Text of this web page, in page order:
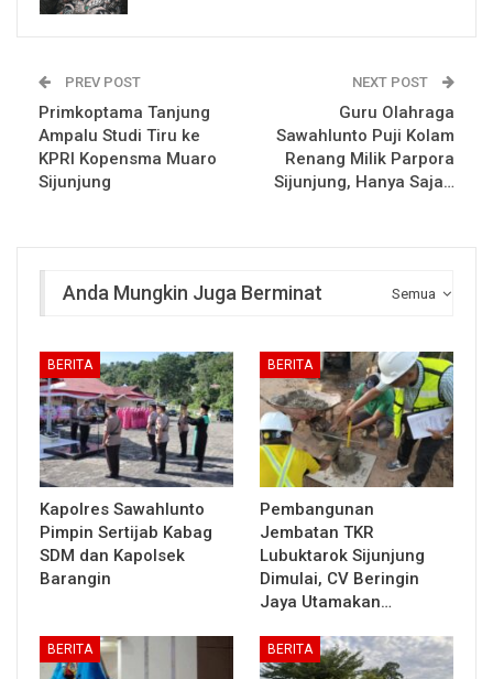
PREV POST
Primkoptama Tanjung
Ampalu Studi Tiru ke
KPRI Kopensma Muaro
Sijunjung
NEXT POST
Guru Olahraga
Sawahlunto Puji Kolam
Renang Milik Parpora
Sijunjung, Hanya Saja…
Semua
Anda Mungkin Juga Berminat
BERITA
Kapolres Sawahlunto
Pimpin Sertijab Kabag
SDM dan Kapolsek
Barangin
BERITA
Pembangunan
Jembatan TKR
Lubuktarok Sijunjung
Dimulai, CV Beringin
Jaya Utamakan…
BERITA BERITA